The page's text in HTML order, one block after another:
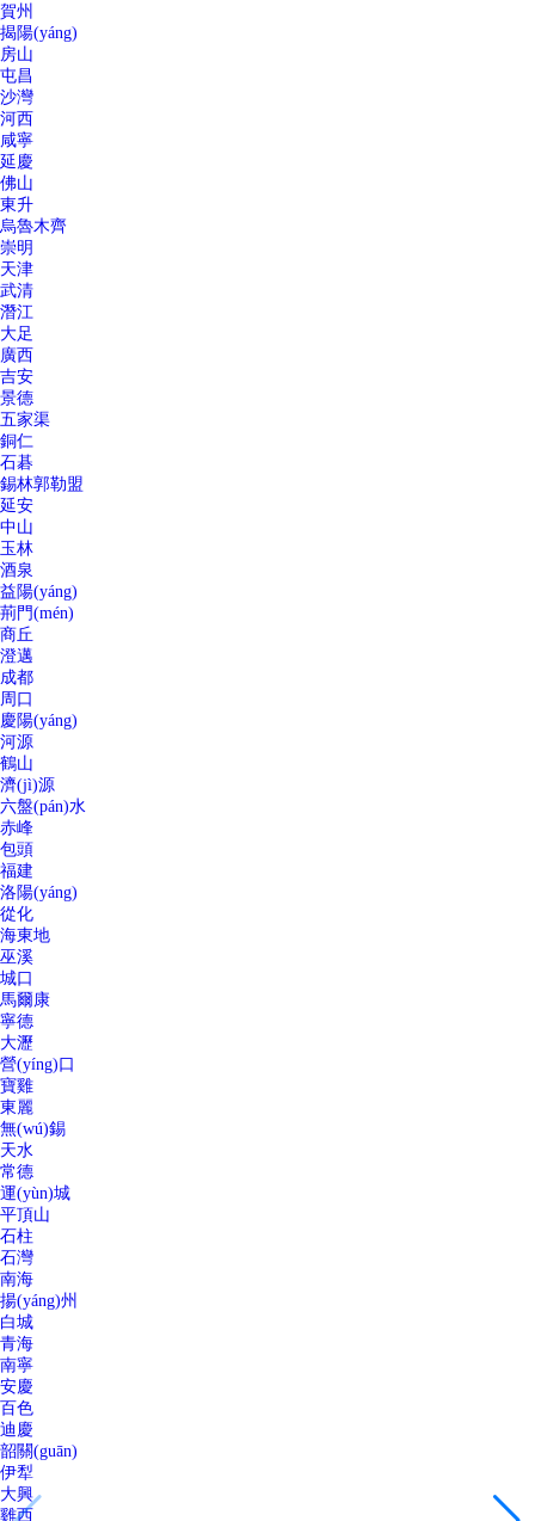
賀州
揭陽(yáng)
房山
屯昌
沙灣
河西
咸寧
延慶
佛山
東升
烏魯木齊
崇明
天津
武清
潛江
大足
廣西
吉安
景德
五家渠
銅仁
石碁
錫林郭勒盟
延安
中山
玉林
酒泉
益陽(yáng)
荊門(mén)
商丘
澄邁
成都
周口
慶陽(yáng)
河源
鶴山
濟(jì)源
六盤(pán)水
赤峰
包頭
福建
洛陽(yáng)
從化
海東地
巫溪
城口
馬爾康
寧德
大瀝
營(yíng)口
寶雞
東麗
無(wú)錫
天水
常德
運(yùn)城
平頂山
石柱
石灣
南海
揚(yáng)州
白城
青海
南寧
安慶
百色
迪慶
韶關(guān)
伊犁
大興
雞西